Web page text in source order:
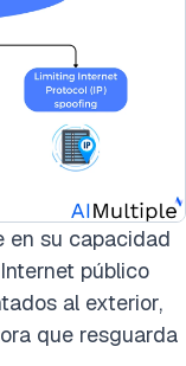
en su capacidad
público
al exterior,
que resguarda